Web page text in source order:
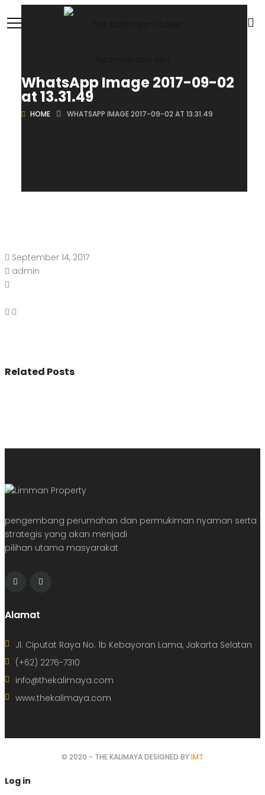
WhatsApp Image 2017-09-02
at 13.31.49
HOME WHATSAPP IMAGE 2017-09-02 AT 13.31.49
September 14, 2017
admin
Related Posts
pengembang perumahan dan permukiman nyaman serta
strategis yang akan menjadi
pilihan utama masyarakat
Alamat
Jl. Ciputat Raya No. 1b Kebayoran Lama, Jakarta Selatan
(+62) 2276-7310
info@thekalimaya.com
www.thekalimaya.com
© 2020 - THE KALIMAYA DESIGNED BYIMT
Log in